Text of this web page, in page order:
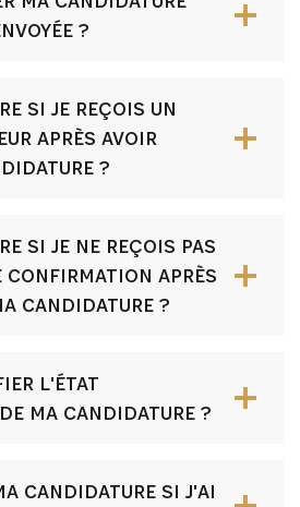
?
SI JE REÇOIS UN
APRÈS AVOIR
?
SI JE NE REÇOIS PAS
CONFIRMATION APRÈS
CANDIDATURE ?
L'ÉTAT
MA CANDIDATURE ?
CANDIDATURE SI J'AI